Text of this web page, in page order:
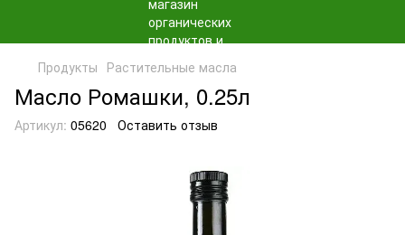
Продукты Растительные масла
Масло Ромашки, 0.25л
Артикул: 05620 Оставить отзыв